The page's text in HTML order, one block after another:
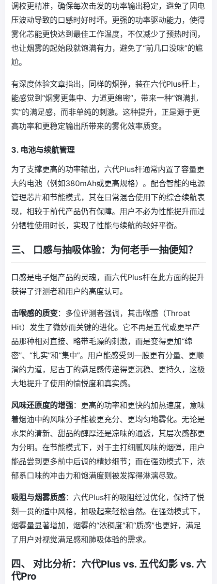
调校更精准，确保每次击发的功率输出稳定，避免了因电
压波动导致的口感时好时坏。更强的功率驱动能力，使得
雾化芯能更快达到最佳工作温度，不仅减少了预热时间，
也让烟雾的起始段就饱满有力，避免了“前几口没味”的尴
尬。
有深度体验文章指出，同样的烟弹，装在六代Plus杆上，
能感觉到“烟雾更集中、力道更绵密”，带来一种“饱满扎
实”的满足感，而非单纯的刺激。这种提升，正是源于更
高功率和更稳定输出所带来的雾化效率质变。
3. 电池与续航管理
为了支撑更高的功率输出，六代Plus杆通常内置了容量更
大的电池（例如380mAh或更高规格）。配合智能的电源
管理芯片和节能模式，其在日常混合使用下的综合续航表
现，相较于前代产品仍有保障。用户不必为性能提升而过
分牺牲使用时长，实现了性能与续航的较好平衡。
三、 口感与抽吸体验：为何老手一抽便知？
口感是电子烟产品的灵魂，而六代Plus杆在此方面的提升
获得了评测者和用户的高度认可。
击喉感的质变：多位评测者强调，其击喉感（Throat
Hit）发生了微妙而关键的进化。它不再是五代或更早产
品那种相对直接、略带毛躁的刺激，而是变得更加“绵
密”、“扎实”和“集中”。用户能感受到一股更有分量、更顺
滑的力道，尼古丁的满足感传递得更沉稳、更持久，这极
大地提升了使用的愉悦度和真实感。
风味还原度的增强：更高的功率和更快的加热速度，意味
着烟油中的风味分子能被更充分、更均匀地雾化。无论是
水果的清新、甜品的醇厚还是凉味的通透，其层次感都更
为分明。在节能模式下，对于主打细腻风味的烟弹，用户
能品尝到更多前中后调的精妙细节；而在强劲模式下，浓
郁系口味的冲击力和饱满度则被发挥得淋漓尽致。
吸阻与烟雾质感：六代Plus杆的吸阻经过优化，保持了悦
刻一贯的适中风格，抽吸起来轻松自然。在强劲模式下，
烟雾量显著增加，烟雾的“浓稠度”和“质感”也更好，满足
了用户对视觉满足感和肺吸体验的需求。
四、 对比分析：六代Plus vs. 五代幻影 vs. 六
代Pro